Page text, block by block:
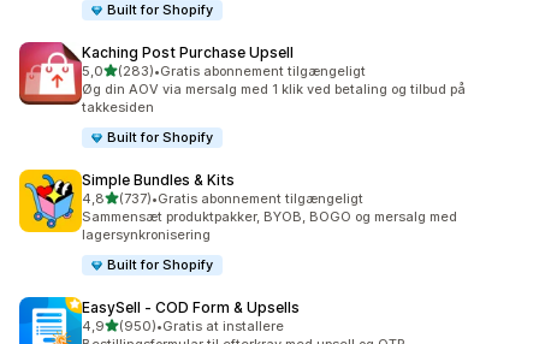
Built for Shopify
Kaching Post Purchase Upsell
5,0ud af 5 stjerner
(283)
283 anmeldelser i alt
•Gratis abonnement tilgængeligt
Øg din AOV via mersalg med 1 klik ved betaling og tilbud på
takkesiden
Built for Shopify
Simple Bundles & Kits
4,8ud af 5 stjerner
(737)
737 anmeldelser i alt
•Gratis abonnement tilgængeligt
Sammensæt produktpakker, BYOB, BOGO og mersalg med
lagersynkronisering
Built for Shopify
EasySell ‑ COD Form & Upsells
4,9ud af 5 stjerner
(950)
950 anmeldelser i alt
•Gratis at installere